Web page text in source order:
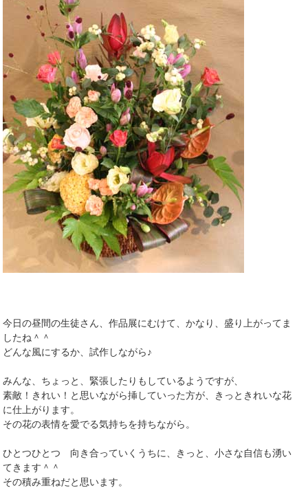
今日の昼間の生徒さん、作品展にむけて、かなり、盛り上がってま
したね＾＾
どんな風にするか、試作しながら♪
みんな、ちょっと、緊張したりもしているようですが、
素敵！きれい！と思いながら挿していった方が、きっときれいな花
に仕上がります。
その花の表情を愛でる気持ちを持ちながら。
ひとつひとつ 向き合っていくうちに、きっと、小さな自信も湧い
てきます＾＾
その積み重ねだと思います。